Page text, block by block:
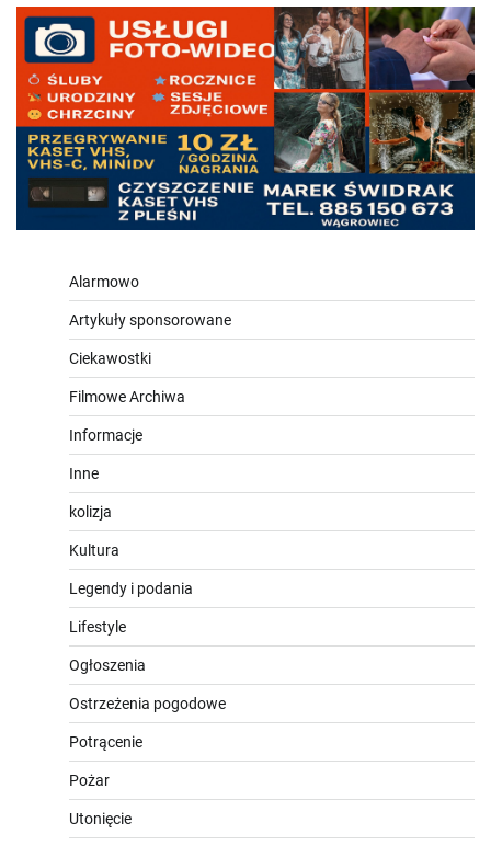
Alarmowo
Artykuły sponsorowane
Ciekawostki
Filmowe Archiwa
Informacje
Inne
kolizja
Kultura
Legendy i podania
Lifestyle
Ogłoszenia
Ostrzeżenia pogodowe
Potrącenie
Pożar
Utonięcie